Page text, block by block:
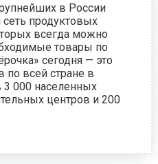
в России
сеть продуктовых
всегда можно
товары по
сегодня — это
по всей стране в
3 000 населенных
центров и 200